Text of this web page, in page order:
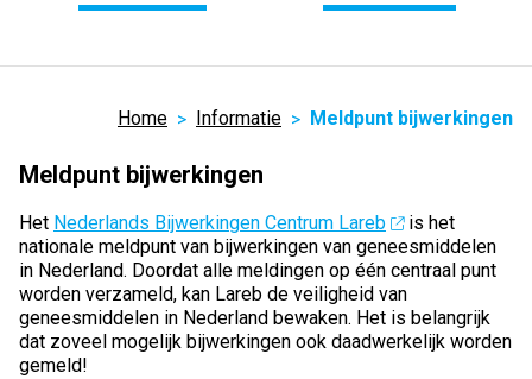
Home Informatie Meldpunt bijwerkingen
Meldpunt bijwerkingen
Het Nederlands Bijwerkingen Centrum Lareb
is het
nationale meldpunt van bijwerkingen van geneesmiddelen
in Nederland. Doordat alle meldingen op één centraal punt
worden verzameld, kan Lareb de veiligheid van
geneesmiddelen in Nederland bewaken. Het is belangrijk
dat zoveel mogelijk bijwerkingen ook daadwerkelijk worden
gemeld!